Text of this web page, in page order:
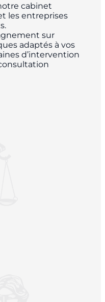
cabinet
les entreprises
sur
adaptés à vos
d’intervention